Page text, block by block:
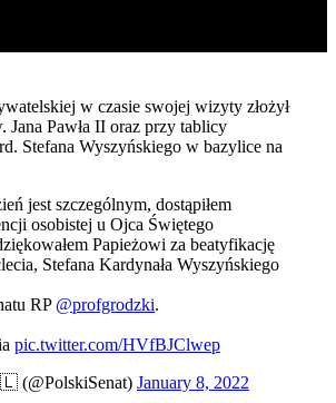
w czasie swojej wizyty złożył
Pawła II oraz przy tablicy
Stefana Wyszyńskiego w bazylice na
jest szczególnym, dostąpiłem
osobistej u Ojca Świętego
Papieżowi za beatyfikację
Stefana Kardynała Wyszyńskiego
RP @profgrodzki.
pic.twitter.com/HVfBJClwep
(@PolskiSenat) January 8, 2022